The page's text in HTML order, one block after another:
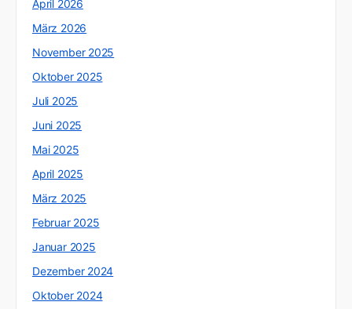
April 2026
März 2026
November 2025
Oktober 2025
Juli 2025
Juni 2025
Mai 2025
April 2025
März 2025
Februar 2025
Januar 2025
Dezember 2024
Oktober 2024